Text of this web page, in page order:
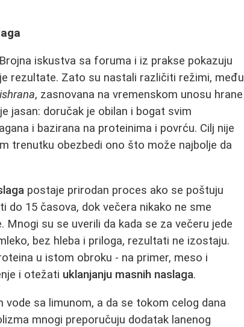
iskustva sa foruma i iz prakse pokazuju
rezultate. Zato su nastali različiti režimi, među
, zasnovana na vremenskom unosu hrane
jasan: doručak je obilan i bogat svim
i bazirana na proteinima i povrću. Cilj nije
trenutku obezbedi ono što može najbolje da
postaje prirodan proces ako se poštuju
do 15 časova, dok večera nikako ne sme
su se uverili da kada se za večeru jede
bez hleba i priloga, rezultati ne izostaju.
u istom obroku - na primer, meso i
i otežati uklanjanju masnih naslaga.
sa limunom, a da se tokom celog dana
mnogi preporučuju dodatak lanenog